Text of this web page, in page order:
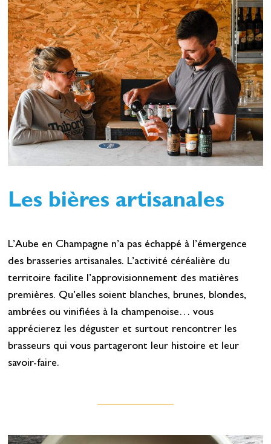
Les bières artisanales
L’Aube en Champagne n’a pas échappé à l’émergence
des brasseries artisanales. L’activité céréalière du
territoire facilite l’approvisionnement des matières
premières. Qu’elles soient blanches, brunes, blondes,
ambrées ou vinifiées à la champenoise… vous
apprécierez les déguster et surtout rencontrer les
brasseurs qui vous partageront leur histoire et leur
savoir-faire.